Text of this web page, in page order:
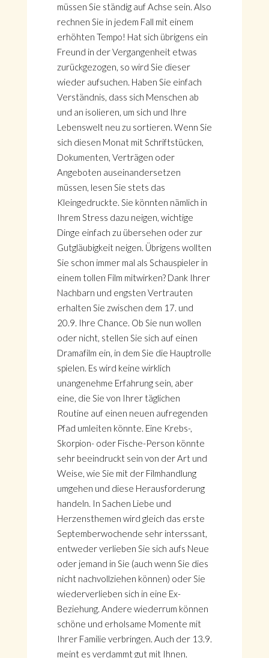
müssen Sie ständig auf Achse sein. Also
rechnen Sie in jedem Fall mit einem
erhöhten Tempo! Hat sich übrigens ein
Freund in der Vergangenheit etwas
zurückgezogen, so wird Sie dieser
wieder aufsuchen. Haben Sie einfach
Verständnis, dass sich Menschen ab
und an isolieren, um sich und Ihre
Lebenswelt neu zu sortieren. Wenn Sie
sich diesen Monat mit Schriftstücken,
Dokumenten, Verträgen oder
Angeboten auseinandersetzen
müssen, lesen Sie stets das
Kleingedruckte. Sie könnten nämlich in
Ihrem Stress dazu neigen, wichtige
Dinge einfach zu übersehen oder zur
Gutgläubigkeit neigen. Übrigens wollten
Sie schon immer mal als Schauspieler in
einem tollen Film mitwirken? Dank Ihrer
Nachbarn und engsten Vertrauten
erhalten Sie zwischen dem 17. und
20.9. Ihre Chance. Ob Sie nun wollen
oder nicht, stellen Sie sich auf einen
Dramafilm ein, in dem Sie die Hauptrolle
spielen. Es wird keine wirklich
unangenehme Erfahrung sein, aber
eine, die Sie von Ihrer täglichen
Routine auf einen neuen aufregenden
Pfad umleiten könnte. Eine Krebs-,
Skorpion- oder Fische-Person könnte
sehr beeindruckt sein von der Art und
Weise, wie Sie mit der Filmhandlung
umgehen und diese Herausforderung
handeln. In Sachen Liebe und
Herzensthemen wird gleich das erste
Septemberwochende sehr interssant,
entweder verlieben Sie sich aufs Neue
oder jemand in Sie (auch wenn Sie dies
nicht nachvollziehen können) oder Sie
wiederverlieben sich in eine Ex-
Beziehung. Andere wiederrum können
schöne und erholsame Momente mit
Ihrer Familie verbringen. Auch der 13.9.
meint es verdammt gut mit Ihnen.